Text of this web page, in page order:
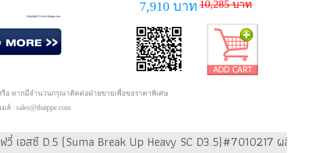
7,910 บาท 10,285 บาท
อ หากมีจำนวนกรุณาติดต่อฝ่ายขายเพื่อขอราคาพิเศษ
ล์ : sales@thaippe.com
ง เพดาน อุปกรณ์ หรือพื้นผิวที่ล้างน้ำได้ ขนาด 4 x 5 L
วี่ เอสซี D.5 (Suma Break Up Heavy SC D3.5)#7010217 ผลิต